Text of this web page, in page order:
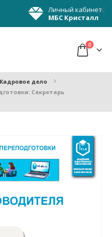
Личный кабинет
МБС Кристалл
0
Кадровое дело
Секретарь